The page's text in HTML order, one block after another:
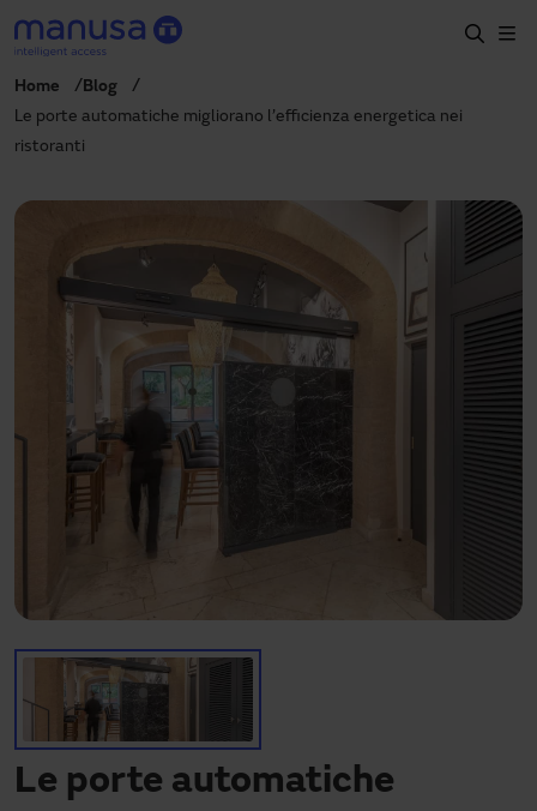
Salta al contenuto principale
Prodotti e settori
Servizi
Prescrizione
Progetti
+39 035 0403069
italia@manusa.com
Home
Blog
Le porte automatiche migliorano l’efficienza energetica nei
ristoranti
Le porte automatiche